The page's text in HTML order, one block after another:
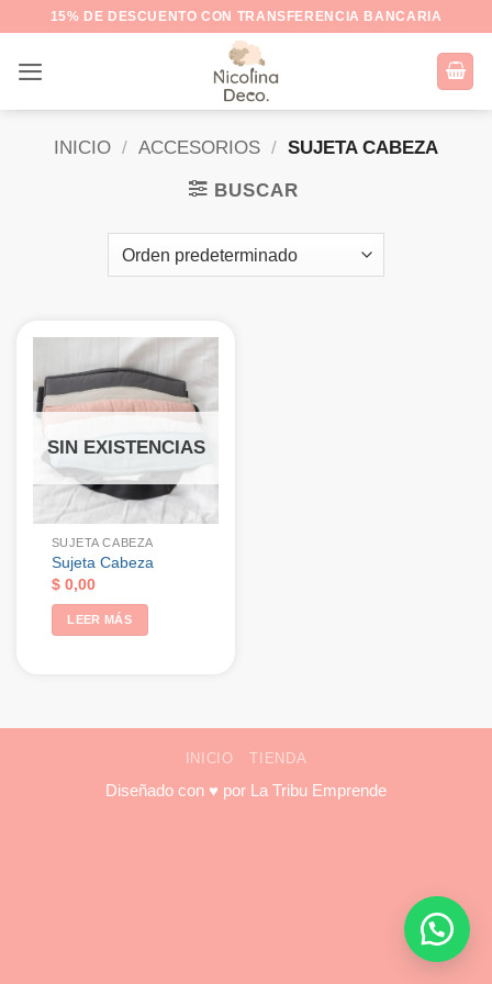
contenido
15% DE DESCUENTO CON TRANSFERENCIA BANCARIA
INICIO / ACCESORIOS / SUJETA CABEZA
BUSCAR
SIN EXISTENCIAS
SUJETA CABEZA
Sujeta Cabeza
$0,00
LEER MÁS
INICIO TIENDA
Diseñado con ♥ por La Tribu Emprende